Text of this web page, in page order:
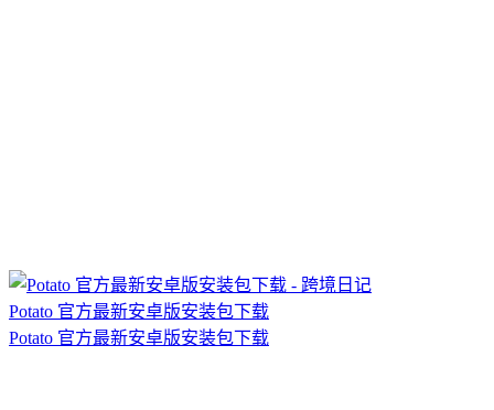
Potato 官方最新安卓版安装包下载
Potato 官方最新安卓版安装包下载